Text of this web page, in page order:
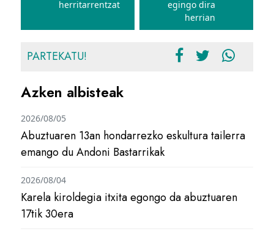
herritarrentzat
egingo dira
herrian
PARTEKATU!
Azken albisteak
Abuztuaren 13an hondarrezko eskultura tailerra
emango du Andoni Bastarrikak
2026/08/05
Karela kiroldegia itxita egongo da abuztuaren
17tik 30era
2026/08/04